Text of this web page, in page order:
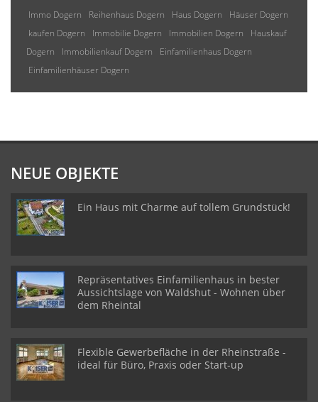
Immo Dogern Reihenhaus Dogern Haus Dogern
Häuser Dogern
kaufen Dogern
Immobilie Dogern Immobilien Dogern
Hauskauf
Dogern
Immobilienkauf Dogern
Einfamilienhaus Dogern
Einfamilienhäuser Dogern
NEUE OBJEKTE
Ein Haus mit Charme auf tollem Grundstück!
Repräsentatives Einfamilienhaus in bester
Aussichtslage von Waldshut - Wohnen über
dem Rheintal
Flexible Gewerbefläche in der Rheinstraße -
ideal für Büro, Praxis oder Start-up